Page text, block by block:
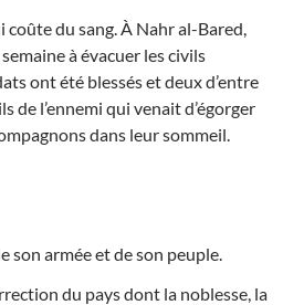
du sang. À Nahr al-Bared,
à évacuer les civils
ont été blessés et deux d’entre
de l’ennemi qui venait d’égorger
dans leur sommeil.
son armée et de son peuple.
du pays dont la noblesse, la